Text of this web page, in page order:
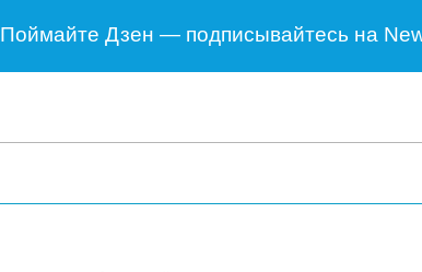
Поймайте Дзен — подписывайтесь на